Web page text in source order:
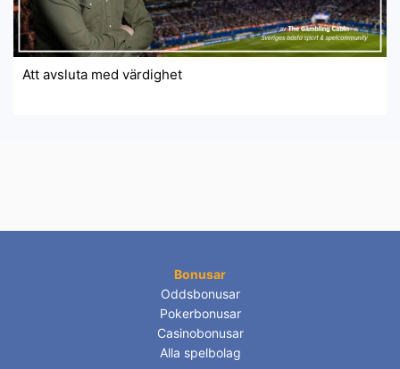
Att avsluta med värdighet
Bonusar
Oddsbonusar
Pokerbonusar
Casinobonusar
Alla spelbolag